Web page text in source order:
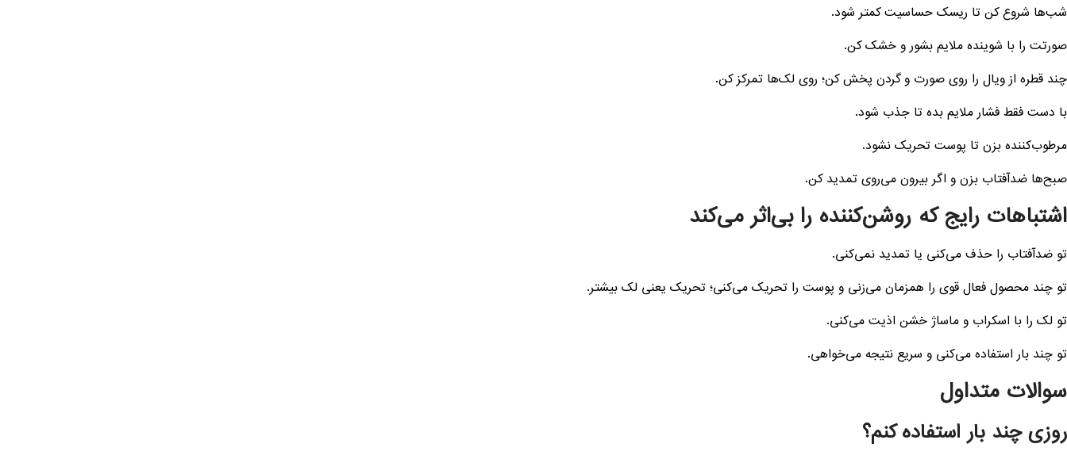
شب‌ها شروع کن تا ریسک حساسیت کمتر شود.
صورتت را با شوینده ملایم بشور و خشک کن.
چند قطره از ویال را روی صورت و گردن پخش کن؛ روی لک‌ها تمرکز کن.
با دست فقط فشار ملایم بده تا جذب شود.
مرطوب‌کننده بزن تا پوست تحریک نشود.
صبح‌ها ضدآفتاب بزن و اگر بیرون می‌روی تمدید کن.
اشتباهات رایج که روشن‌کننده را بی‌اثر می‌کند
تو ضدآفتاب را حذف می‌کنی یا تمدید نمی‌کنی.
تو چند محصول فعال قوی را همزمان می‌زنی و پوست را تحریک می‌کنی؛ تحریک یعنی لک بیشتر.
تو لک را با اسکراب و ماساژ خشن اذیت می‌کنی.
تو چند بار استفاده می‌کنی و سریع نتیجه می‌خواهی.
سوالات متداول
روزی چند بار استفاده کنم؟